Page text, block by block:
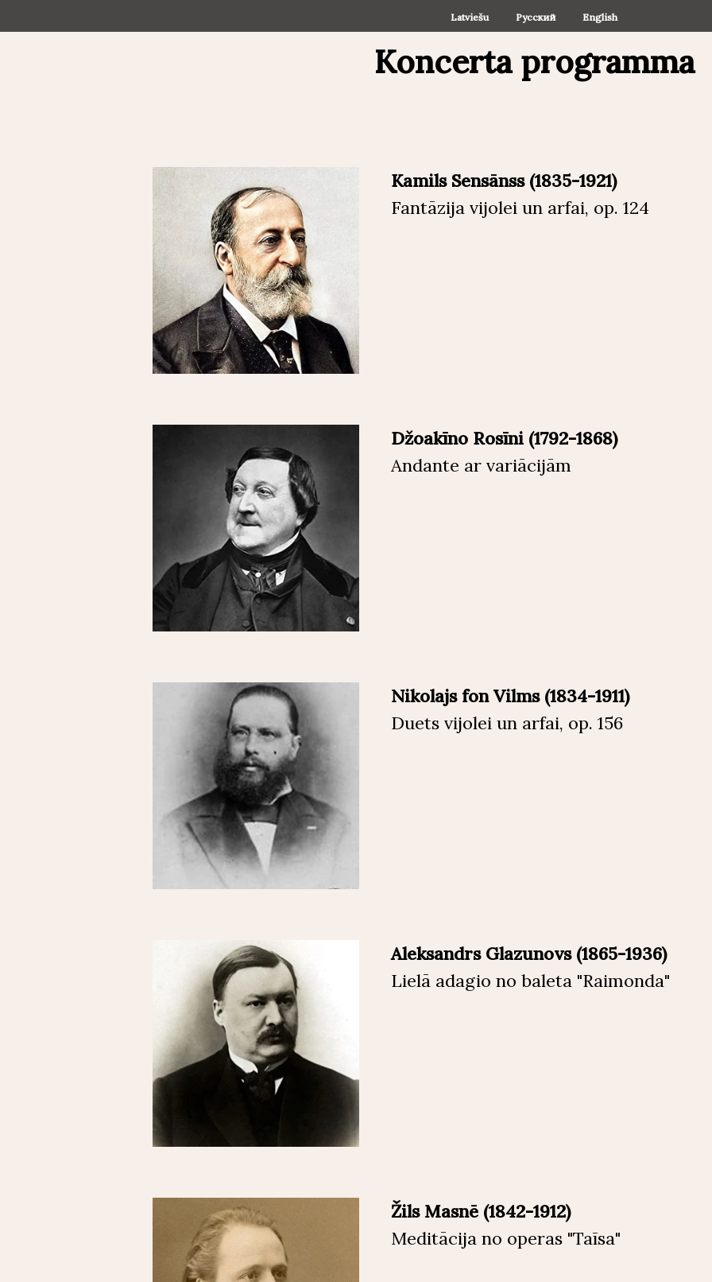
Latviešu Русский English
Koncerta programma
Kamils Sensānss (1835-1921)
Fantāzija vijolei un arfai, op. 124
Džoakīno Rosīni (1792-1868)
Andante ar variācijām
Nikolajs fon Vilms (1834-1911)
Duets vijolei un arfai, op. 156
Aleksandrs Glazunovs (1865-1936)
Lielā adagio no baleta "Raimonda"
Žils Masnē (1842-1912)
Meditācija no operas "Taīsa"